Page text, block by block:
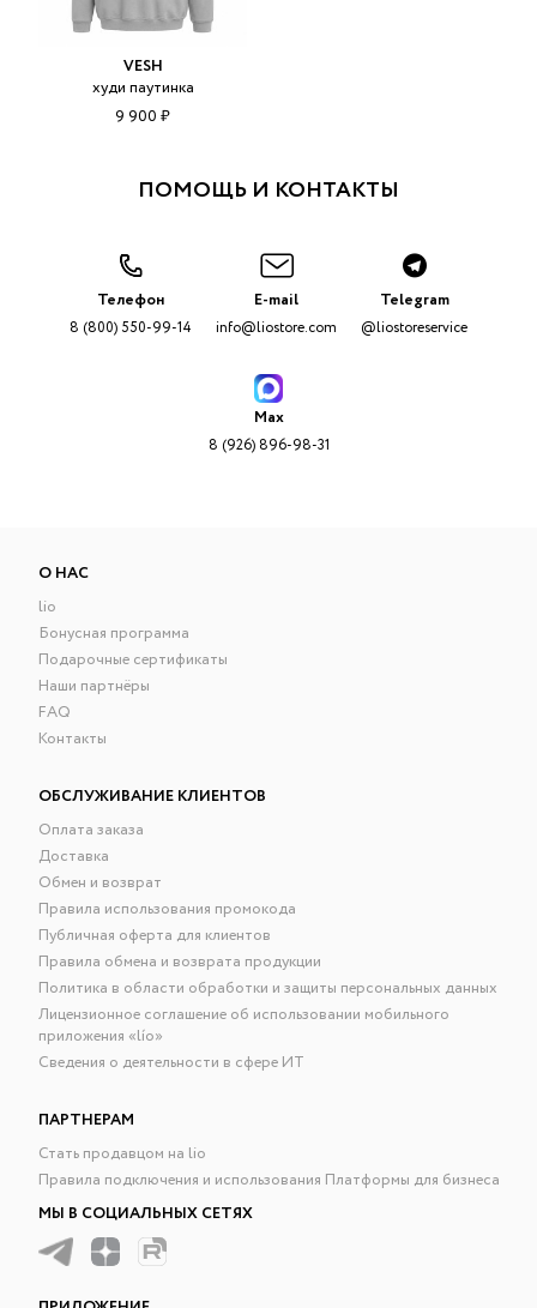
VESH
худи паутинка
9 900 ₽
ПОМОЩЬ И КОНТАКТЫ
Телефон
8 (800) 550-99-14
E-mail
info@liostore.com
Telegram
@liostoreservice
Max
8 (926) 896-98-31
О НАС
lio
Бонусная программа
Подарочные сертификаты
Наши партнёры
FAQ
Контакты
ОБСЛУЖИВАНИЕ КЛИЕНТОВ
Оплата заказа
Доставка
Обмен и возврат
Правила использования промокода
Публичная оферта для клиентов
Правила обмена и возврата продукции
Политика в области обработки и защиты персональных данных
Лицензионное соглашение об использовании мобильного
приложения «lío»
Сведения о деятельности в сфере ИТ
ПАРТНЕРАМ
Стать продавцом на lio
Правила подключения и использования Платформы для бизнеса
МЫ В СОЦИАЛЬНЫХ СЕТЯХ